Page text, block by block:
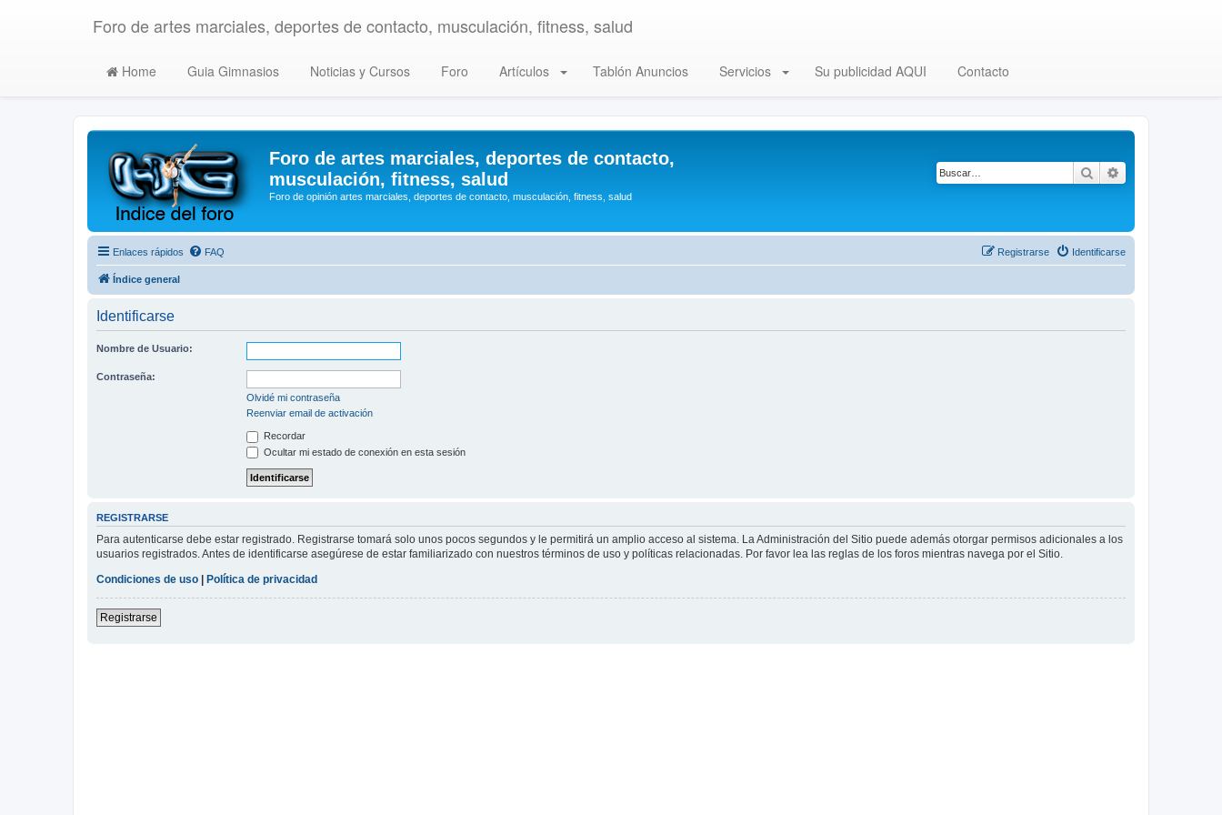
Foro de artes marciales, deportes de contacto, musculación, fitness, salud
Home Guia Gimnasios Noticias y Cursos Foro Artículos Tablón Anuncios Servicios Su publicidad AQUI Contacto
Foro de artes marciales, deportes de contacto,
musculación, fitness, salud
Foro de opinión artes marciales, deportes de contacto, musculación, fitness, salud
Buscar
Enlaces rápidos FAQ Identificarse
Registrarse
Índice general
Identificarse
Nombre de Usuario:
Contraseña:
Olvidé mi contraseña
Reenviar email de activación
Recordar
Ocultar mi estado de conexión en esta sesión
REGISTRARSE
Para autenticarse debe estar registrado. Registrarse tomará solo unos pocos segundos y le permitirá un amplio acceso al sistema. La Administración del Sitio puede además otorgar permisos adicionales a los
usuarios registrados. Antes de identificarse asegúrese de estar familiarizado con nuestros términos de uso y políticas relacionadas. Por favor lea las reglas de los foros mientras navega por el Sitio.
Condiciones de uso | Política de privacidad
Registrarse